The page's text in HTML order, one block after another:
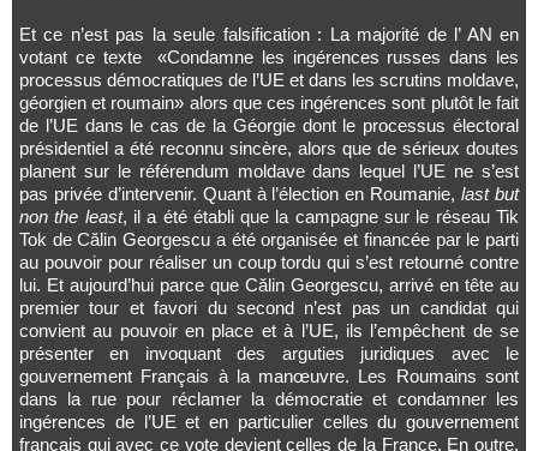
Et ce n’est pas la seule falsification : La majorité de l’ AN en
votant ce texte «Condamne les ingérences russes dans les
processus démocratiques de l’UE et dans les scrutins moldave,
géorgien et roumain» alors que ces ingérences sont plutôt le fait
de l’UE dans le cas de la Géorgie dont le processus électoral
présidentiel a été reconnu sincère, alors que de sérieux doutes
planent sur le référendum moldave dans lequel l’UE ne s’est
pas privée d’intervenir. Quant à l’élection en Roumanie,last but
non the least, il a été établi que la campagne sur le réseau Tik
Tok de Călin Georgescu a été organisée et financée par le parti
au pouvoir pour réaliser un coup tordu qui s’est retourné contre
lui. Et aujourd’hui parce que Călin Georgescu, arrivé en tête au
premier tour et favori du second n’est pas un candidat qui
convient au pouvoir en place et à l’UE, ils l’empêchent de se
présenter en invoquant des arguties juridiques avec le
gouvernement Français à la manœuvre. Les Roumains sont
dans la rue pour réclamer la démocratie et condamner les
ingérences de l’UE et en particulier celles du gouvernement
français qui avec ce vote devient celles de la France. En outre,